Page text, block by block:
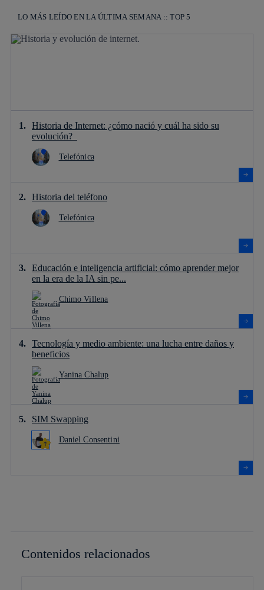
LO MÁS LEÍDO EN LA ÚLTIMA SEMANA :: TOP 5
Historia de Internet: ¿cómo nació y cuál ha sido su
evolución?
Telefónica
Historia del teléfono
Telefónica
Educación e inteligencia artificial: cómo aprender mejor
en la era de la IA sin pe...
Chimo Villena
Tecnología y medio ambiente: una lucha entre daños y
beneficios
Yanina Chalup
SIM Swapping
Daniel Consentini
Contenidos relacionados